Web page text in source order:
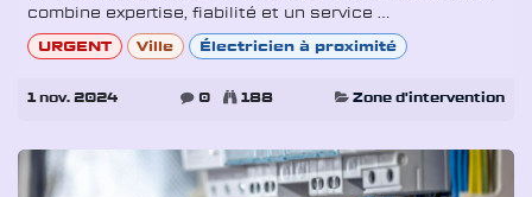
combine expertise, fiabilité et un service ...
URGENT Ville Électricien à proximité
1 nov. 2024 0 188 Zone d'intervention